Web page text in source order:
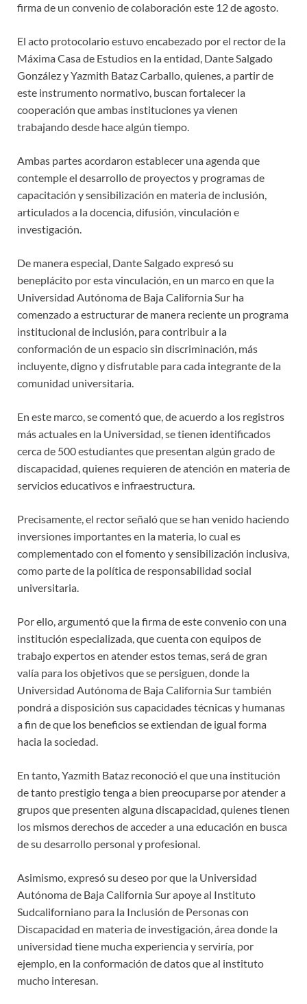
firma de un convenio de colaboración este 12 de agosto.
El acto protocolario estuvo encabezado por el rector de la
Máxima Casa de Estudios en la entidad, Dante Salgado
González y Yazmith Bataz Carballo, quienes, a partir de
este instrumento normativo, buscan fortalecer la
cooperación que ambas instituciones ya vienen
trabajando desde hace algún tiempo.
Ambas partes acordaron establecer una agenda que
contemple el desarrollo de proyectos y programas de
capacitación y sensibilización en materia de inclusión,
articulados a la docencia, difusión, vinculación e
investigación.
De manera especial, Dante Salgado expresó su
beneplácito por esta vinculación, en un marco en que la
Universidad Autónoma de Baja California Sur ha
comenzado a estructurar de manera reciente un programa
institucional de inclusión, para contribuir a la
conformación de un espacio sin discriminación, más
incluyente, digno y disfrutable para cada integrante de la
comunidad universitaria.
En este marco, se comentó que, de acuerdo a los registros
más actuales en la Universidad, se tienen identificados
cerca de 500 estudiantes que presentan algún grado de
discapacidad, quienes requieren de atención en materia de
servicios educativos e infraestructura.
Precisamente, el rector señaló que se han venido haciendo
inversiones importantes en la materia, lo cual es
complementado con el fomento y sensibilización inclusiva,
como parte de la política de responsabilidad social
universitaria.
Por ello, argumentó que la firma de este convenio con una
institución especializada, que cuenta con equipos de
trabajo expertos en atender estos temas, será de gran
valía para los objetivos que se persiguen, donde la
Universidad Autónoma de Baja California Sur también
pondrá a disposición sus capacidades técnicas y humanas
a fin de que los beneficios se extiendan de igual forma
hacia la sociedad.
En tanto, Yazmith Bataz reconoció el que una institución
de tanto prestigio tenga a bien preocuparse por atender a
grupos que presenten alguna discapacidad, quienes tienen
los mismos derechos de acceder a una educación en busca
de su desarrollo personal y profesional.
Asimismo, expresó su deseo por que la Universidad
Autónoma de Baja California Sur apoye al Instituto
Sudcaliforniano para la Inclusión de Personas con
Discapacidad en materia de investigación, área donde la
universidad tiene mucha experiencia y serviría, por
ejemplo, en la conformación de datos que al instituto
mucho interesan.